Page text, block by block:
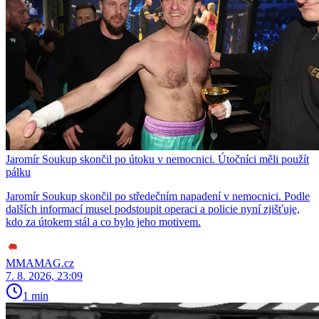
Jaromír Soukup skončil po útoku v nemocnici. Útočníci měli použít
pálku
Jaromír Soukup skončil po středečním napadení v nemocnici. Podle
dalších informací musel podstoupit operaci a policie nyní zjišťuje,
kdo za útokem stál a co bylo jeho motivem.
MMAMAG.cz
7. 8. 2026, 23:09
1 min